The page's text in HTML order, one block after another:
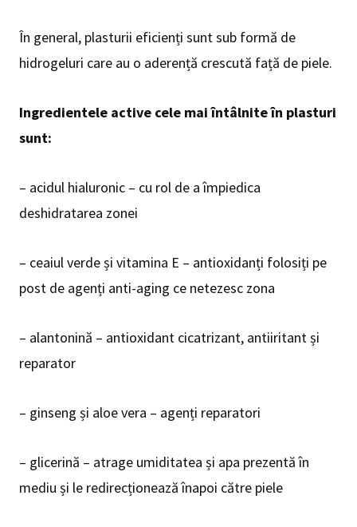
În general, plasturii eficienți sunt sub formă de
hidrogeluri care au o aderență crescută față de piele.
Ingredientele active cele mai întâlnite în plasturi
sunt:
– acidul hialuronic – cu rol de a împiedica
deshidratarea zonei
– ceaiul verde și vitamina E – antioxidanți folosiți pe
post de agenți anti-aging ce netezesc zona
– alantonină – antioxidant cicatrizant, antiiritant și
reparator
– ginseng și aloe vera – agenți reparatori
– glicerină – atrage umiditatea și apa prezentă în
mediu și le redirecționează înapoi către piele